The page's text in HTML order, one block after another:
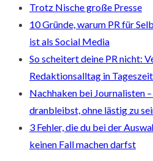
Trotz Nische große Presse
10 Gründe, warum PR für
ist als Social Media
So scheitert deine PR nicht:
Redaktionsalltag in
Nachhaken bei Journalisten
dranbleibst, ohne lästig zu
3 Fehler, die du bei der
keinen Fall machen darfst